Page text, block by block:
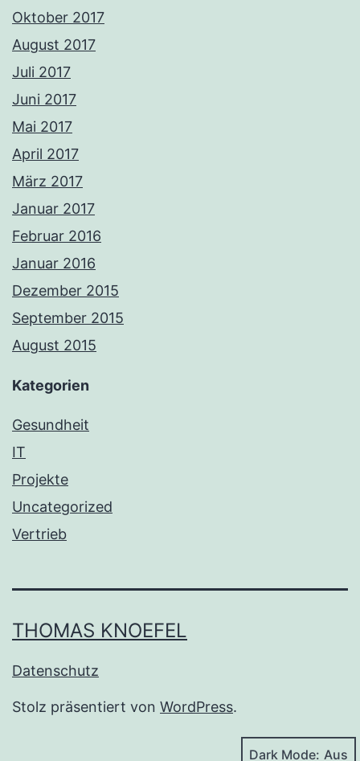
Oktober 2017
August 2017
Juli 2017
Juni 2017
Mai 2017
April 2017
März 2017
Januar 2017
Februar 2016
Januar 2016
Dezember 2015
September 2015
August 2015
Kategorien
Gesundheit
IT
Projekte
Uncategorized
Vertrieb
THOMAS KNOEFEL
Datenschutz
Stolz präsentiert von WordPress.
Dark Mode: